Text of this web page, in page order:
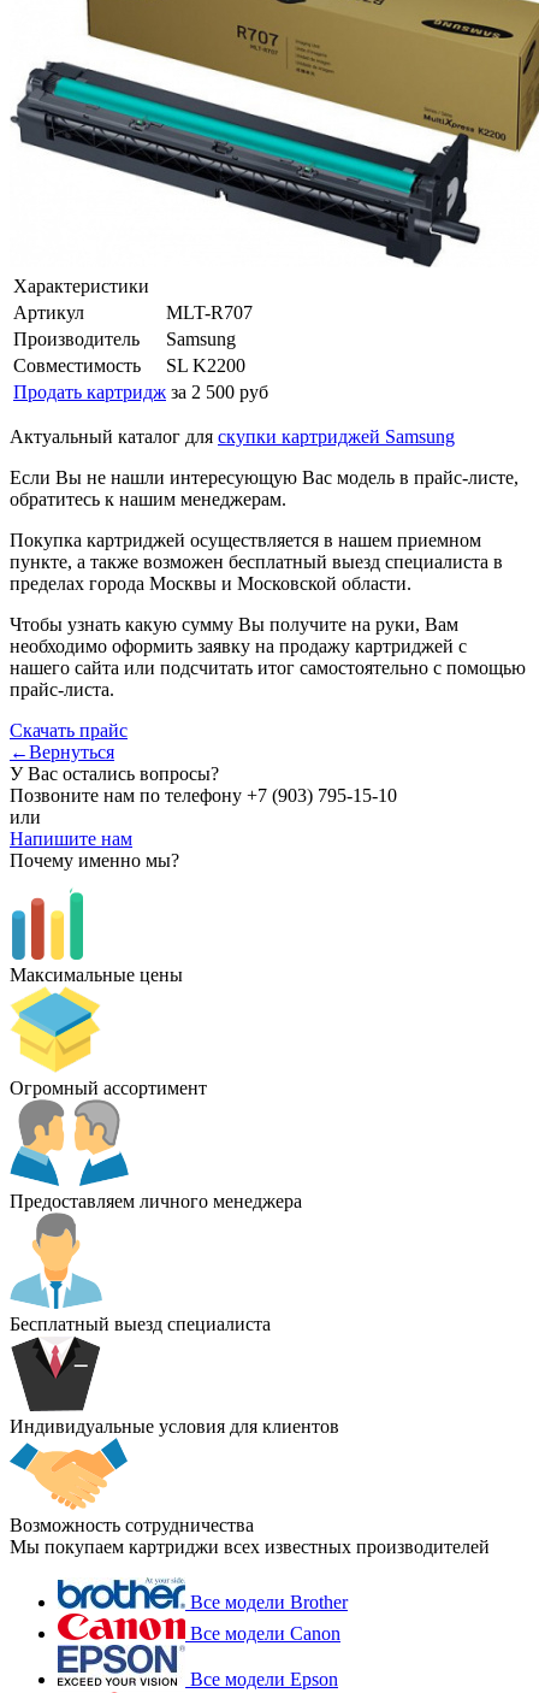
Характеристики
Артикул
MLT-R707
Производитель
Samsung
Совместимость
SL K2200
Продать картридж за 2 500 руб
Актуальный каталог для скупки картриджей Samsung
Если Вы не нашли интересующую Вас модель в прайс-листе,
обратитесь к нашим менеджерам.
Покупка картриджей осуществляется в нашем приемном
пункте, а также возможен бесплатный выезд специалиста в
пределах города Москвы и Московской области.
Чтобы узнать какую сумму Вы получите на руки, Вам
необходимо оформить заявку на продажу картриджей с
нашего сайта или подсчитать итог самостоятельно с помощью
прайс-листа.
Скачать прайс
←Вернуться
У Вас остались вопросы?
Позвоните нам по телефону +7 (903) 795-15-10
или
Напишите нам
Почему именно мы?
Максимальные цены
Огромный ассортимент
Предоставляем личного менеджера
Бесплатный выезд специалиста
Индивидуальные условия для клиентов
Возможность сотрудничества
Мы покупаем картриджи всех известных производителей
Все модели Brother
Все модели Canon
Все модели Epson